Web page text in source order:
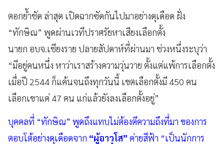
ตอกย้ำชัด ล่าสุด เปิดฉากซัดกันไปมาอย่างดุเดือด ฝั่ง
“ทักษิณ” พูดผ่านเวทีปราศรัยหาเสียงเลือกตั้ง
นายก อบจ.เชียงราย ปลายสัปดาห์ที่ผ่านมา ช่วงหนึ่งระบุว่า
“มีอยู่คนหนึ่ง หาว่าเราสร้างความวุ่นวาย ตั้งแต่แพ้การเลือกตั้ง
เมื่อปี 2544 ก็แค้นจนถึงทุกวันนี้ เขตเลือกตั้งมี 450 คน
เลือกเขาแค่ 47 คน แก่แล้วยังลงเลือกตั้งอยู่”
บุคคลที่ “ทักษิณ” พูดถึงแทบไม่ต้องตีความถึงที่มา ของการ
ตอบโต้อย่างดุเดือดจาก “ผู้อาวุโส” ค่ายสีฟ้า “เป็นนักการ